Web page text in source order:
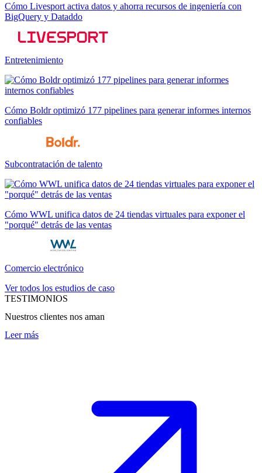
Cómo Livesport activa datos y ahorra recursos de ingeniería con
BigQuery y Dataddo
Entretenimiento
Cómo Boldr optimizó 177 pipelines para generar informes internos
confiables
Subcontratación de talento
Cómo WWL unifica datos de 24 tiendas virtuales para exponer el
"porqué" detrás de las ventas
Comercio electrónico
Ver todos los estudios de caso
TESTIMONIOS
Nuestros clientes nos aman
Leer más